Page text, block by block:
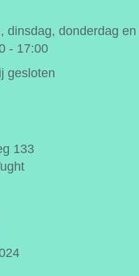
dinsdag, donderdag en
- 17:00
gesloten
133